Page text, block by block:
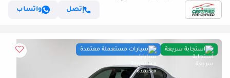
إتصل
واتساب
استجابة سريعة سيارات مستعملة معتمدة